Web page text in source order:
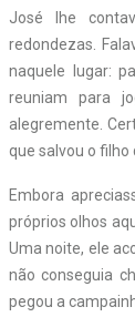
José lhe
redondezas.
naquele lugar:
reuniam para
alegremente.
que salvou o filho
Embora
próprios olhos
Uma noite, ele
não conseguia
pegou a